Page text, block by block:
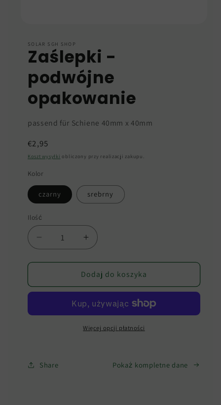
oknie
modalnym
SOLAR SGH SHOP
Zaślepki -
podwójne
opakowanie
passend für Schiene 40mm x 40mm
Cena
regularna
€2,95
Koszt wysyłki obliczony przy realizacji zakupu.
Kolor
czarny srebrny
Ilość
Zmniejsz
ilość
dla
-
opakowanie
Zwiększ
ilość
dla
Zaślepki
-
opakowanie
Dodaj do koszyka
Więcej opcji płatności
Share Pokaż kompletne dane